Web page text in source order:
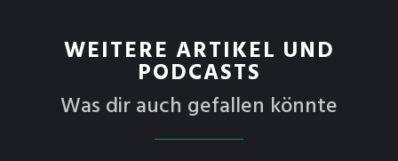
WEITERE ARTIKEL UND
PODCASTS
Was dir auch gefallen könnte